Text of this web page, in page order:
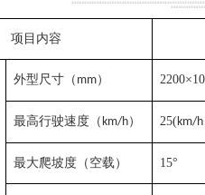
项目内容
外型尺寸 （ mm） 2200
最高行驶速度 （km/h） 25(km/h
最大爬坡度（空载） 15°